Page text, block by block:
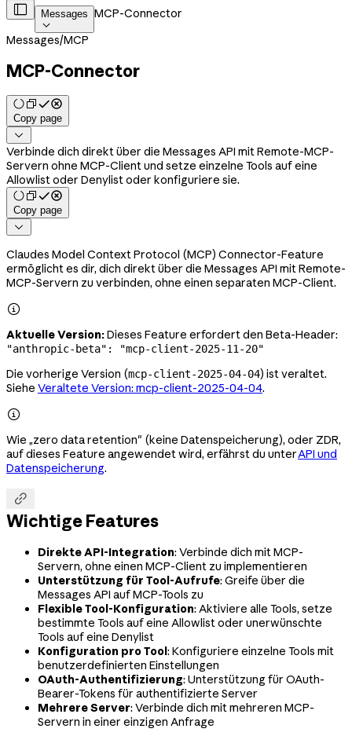
 Messages

MCP-Connector
Messages/MCP
MCP-Connector
Copy page

Verbinde dich direkt über die Messages API mit Remote-MCP-
Servern ohne MCP-Client und setze einzelne Tools auf eine
Allowlist oder Denylist oder konfiguriere sie.
Copy page

Claudes Model Context Protocol (MCP) Connector-Feature
ermöglicht es dir, dich direkt über die Messages API mit Remote-
MCP-Servern zu verbinden, ohne einen separaten MCP-Client.

Aktuelle Version:Dieses Feature erfordert den Beta-Header:
"anthropic-beta": "mcp-client-2025-11-20"
Die vorherige Version (mcp-client-2025-04-04) ist veraltet.
Siehe Veraltete Version: mcp-client-2025-04-04.

Wie „zero data retention" (keine Datenspeicherung), oder ZDR,
auf dieses Feature angewendet wird, erfährst du unterAPI und
Datenspeicherung.

Wichtige Features
Direkte API-Integration: Verbinde dich mit MCP-
Servern, ohne einen MCP-Client zu implementieren
Unterstützung für Tool-Aufrufe: Greife über die
Messages API auf MCP-Tools zu
Flexible Tool-Konfiguration: Aktiviere alle Tools, setze
bestimmte Tools auf eine Allowlist oder unerwünschte
Tools auf eine Denylist
Konfiguration pro Tool: Konfiguriere einzelne Tools mit
benutzerdefinierten Einstellungen
OAuth-Authentifizierung: Unterstützung für OAuth-
Bearer-Tokens für authentifizierte Server
Mehrere Server: Verbinde dich mit mehreren MCP-
Servern in einer einzigen Anfrage